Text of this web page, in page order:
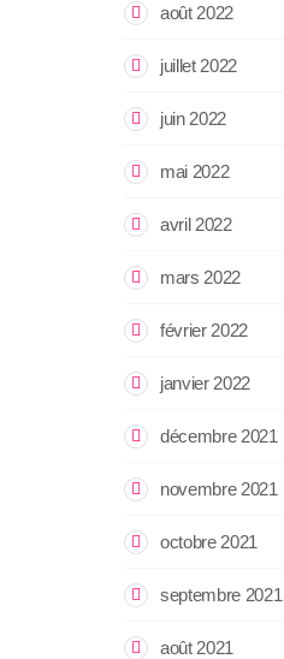
août 2022
juillet 2022
juin 2022
mai 2022
avril 2022
mars 2022
février 2022
janvier 2022
décembre 2021
novembre 2021
octobre 2021
septembre 2021
août 2021